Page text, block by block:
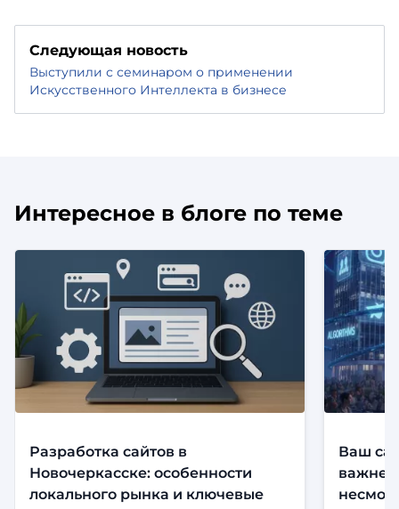
Следующая новость
Выступили с семинаром о применении
Искусственного Интеллекта в бизнесе
Интересное в блоге по теме
Разработка сайтов в
Новочеркасске: особенности
локального рынка и ключевые
Ваш